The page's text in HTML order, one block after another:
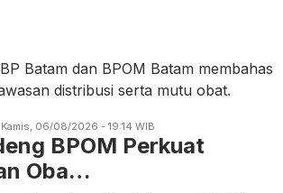
Kamis, 06/08/2026 - 19:14 WIB
BPOM Perkuat
Oba…